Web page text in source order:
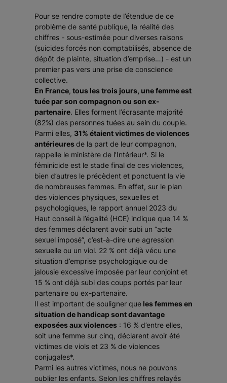
Pour se rendre compte de l’étendue de ce
problème de santé publique, la réalité des
chiffres - sous-estimée pour diverses raisons
(suicides forcés non comptabilisés, absence de
dépôt de plainte, situation d’emprise…) - est un
premier pas vers une prise de conscience
collective.
En France, tous les trois jours, une femme est
tuée par son compagnon ou son ex-
partenaire. Elles forment l’écrasante majorité
(82%) des personnes tuées au sein du couple.
Parmi elles, 31% étaient victimes de violences
antérieuresde la part de leur compagnon,
rappelle le ministère de l’Intérieur*. Si le
féminicide est le stade final de ces violences,
bien d’autres le précèdent et ponctuent la vie
de nombreuses femmes. En effet, sur le plan
des violences physiques, sexuelles et
psychologiques, le rapport annuel 2023 du
Haut conseil à l’égalité (HCE) indique que 14 %
des femmes déclarent avoir subi un “acte
sexuel imposé”, c’est-à-dire une agression
sexuelle ou un viol. 22 % ont déjà vécu une
situation d’emprise psychologique ou de
jalousie excessive imposée par leur conjoint et
15 % ont déjà subi des coups portés par leur
partenaire ou ex-partenaire.
Il est important de souligner que les femmes en
situation de handicap sont davantage
exposées aux violences : 16 % d’entre elles,
soit une femme sur cinq, déclarent avoir été
victimes de viols et 23 % de violences
conjugales*.
Parmi les autres victimes, nous ne pouvons
oublier les enfants. Selon les chiffres relayés